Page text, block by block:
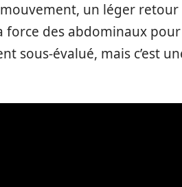
un léger retour
force des abdominaux pour
sous-évalué, mais c’est